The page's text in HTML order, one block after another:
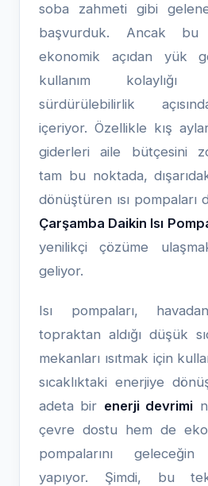
soba zahmeti gibi
başvurduk. Ancak bu
ekonomik açıdan yük
kullanım
sürdürülebilirlik
içeriyor. Özellikle kış
giderleri aile bütçesini
tam bu noktada,
dönüştüren ısı
Çarşamba Daikin Isı
yenilikçi çözüme
geliyor.
Isı pompaları,
topraktan aldığı düşük
mekanları ısıtmak için
sıcaklıktaki enerjiye
adeta bir enerji devrimi
çevre dostu hem de
pompalarını geleceğin
yapıyor. Şimdi, bu